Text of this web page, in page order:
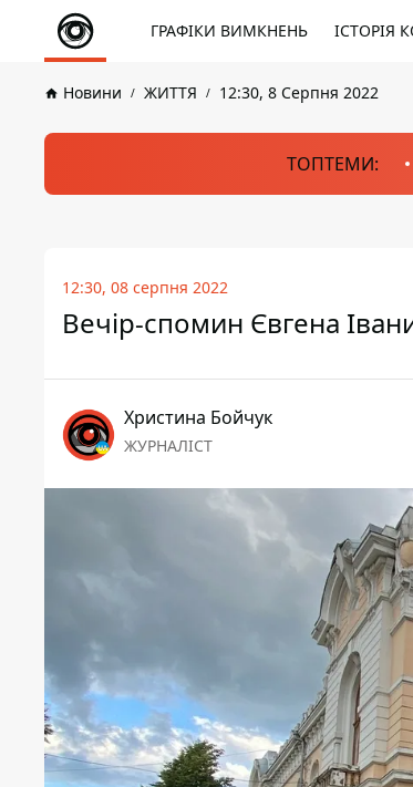
ГРАФІКИ ВИМКНЕНЬ ІСТОРІЯ
Новини ЖИТТЯ 12:30, 8 Серпня 2022
ТОПТЕМИ:
12:30, 08 серпня 2022
Вечір-спомин Євгена
Христина Бойчук
ЖУРНАЛІСТ